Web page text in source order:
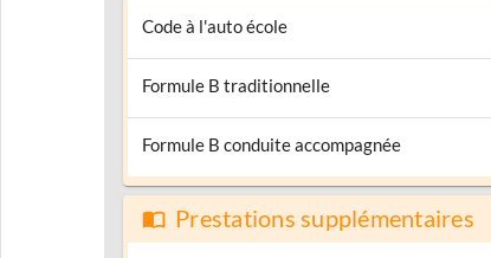
Code à l'auto école
Formule B traditionnelle
Formule B conduite accompagnée
Prestations supplémentaires